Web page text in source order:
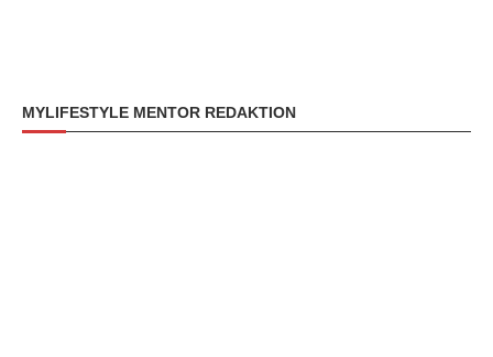
MYLIFESTYLE MENTOR REDAKTION